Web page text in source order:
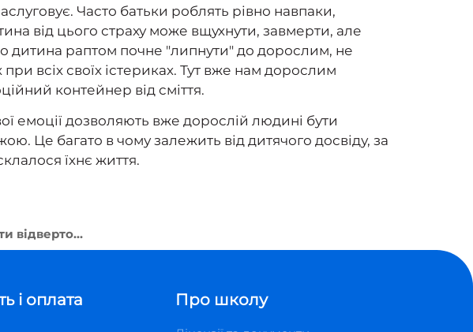
Часто батьки роблять рівно навпаки,
від цього страху може вщухнути, завмерти, але
дитина раптом почне "липнути" до дорослим, не
всіх своїх істериках. Тут вже нам дорослим
контейнер від сміття.
емоції дозволяють вже дорослій людині бути
Це багато в чому залежить від дитячого досвіду, за
їхнє життя.
відверто…
і оплата Про школу